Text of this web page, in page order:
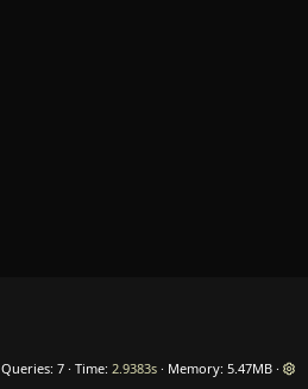
Queries 7 Time 2.9383s Memory 5.47MB